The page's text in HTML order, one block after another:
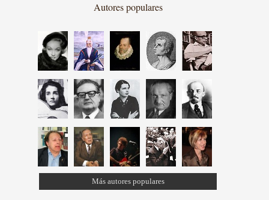
Autores populares
Más autores populares